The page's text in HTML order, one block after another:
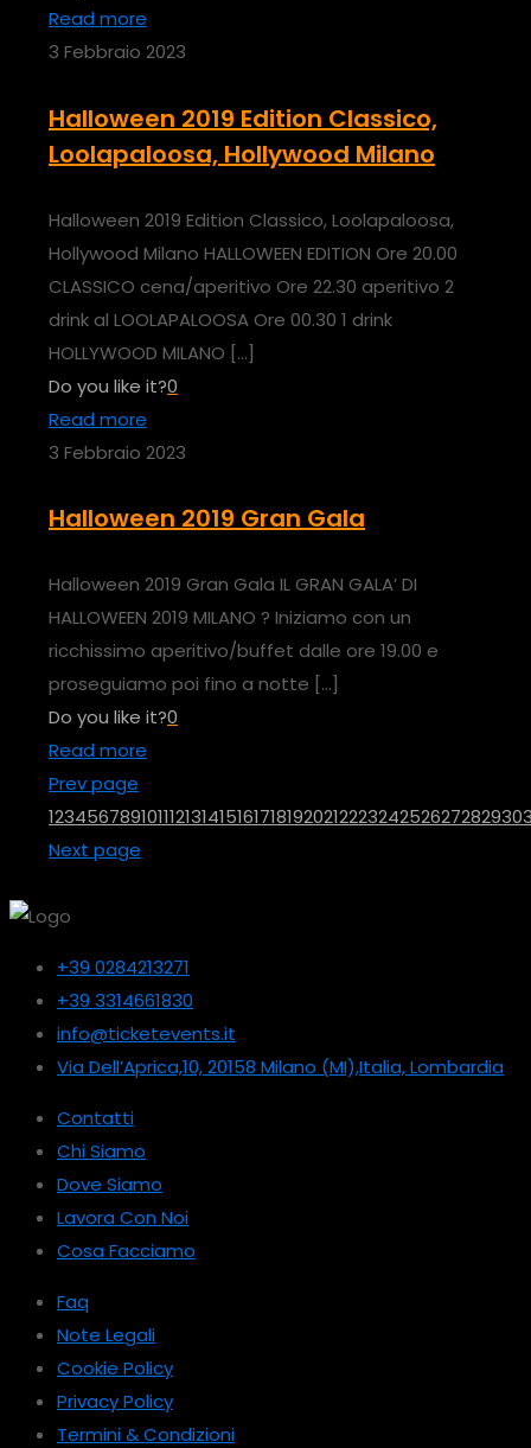
Read more
3 Febbraio 2023
Halloween 2019 Edition Classico,
Loolapaloosa, Hollywood Milano
Halloween 2019 Edition Classico, Loolapaloosa,
Hollywood Milano HALLOWEEN EDITION Ore 20.00
CLASSICO cena/aperitivo Ore 22.30 aperitivo 2
drink al LOOLAPALOOSA Ore 00.30 1 drink
HOLLYWOOD MILANO […]
Do you like it?0
Read more
3 Febbraio 2023
Halloween 2019 Gran Gala
Halloween 2019 Gran Gala IL GRAN GALA’ DI
HALLOWEEN 2019 MILANO ? Iniziamo con un
ricchissimo aperitivo/buffet dalle ore 19.00 e
proseguiamo poi fino a notte […]
Do you like it?0
Read more
Prev page
123456789101112131415161718192021222324252627282930
Next page
+39 0284213271
+39 3314661830
info@ticketevents.it
Via Dell’Aprica,10, 20158 Milano (MI),Italia, Lombardia
Contatti
Chi Siamo
Dove Siamo
Lavora Con Noi
Cosa Facciamo
Faq
Note Legali
Cookie Policy
Privacy Policy
Termini & Condizioni